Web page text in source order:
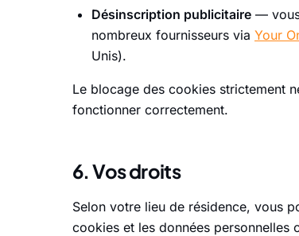
Désinscription publicitaire —
nombreux fournisseurs via Your
Unis).
Le blocage des cookies strictement
fonctionner correctement.
6. Vos droits
Selon votre lieu de résidence, vous
cookies et les données personnelles